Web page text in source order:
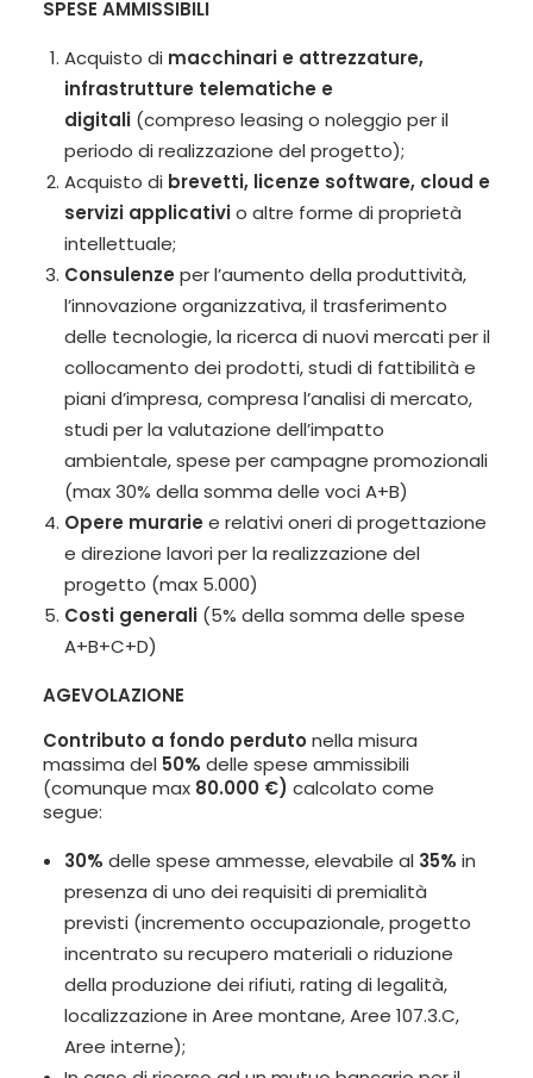
SPESE AMMISSIBILI
Acquisto di macchinari e attrezzature,
infrastrutture telematiche e
digitali (compreso leasing o noleggio per il
periodo di realizzazione del progetto);
Acquisto di brevetti, licenze software, cloud e
servizi applicativio altre forme di proprietà
intellettuale;
Consulenze per l’aumento della produttività,
l’innovazione organizzativa, il trasferimento
delle tecnologie, la ricerca di nuovi mercati per il
collocamento dei prodotti, studi di fattibilità e
piani d’impresa, compresa l’analisi di mercato,
studi per la valutazione dell’impatto
ambientale, spese per campagne promozionali
(max 30% della somma delle voci A+B)
Opere murarie e relativi oneri di progettazione
e direzione lavori per la realizzazione del
progetto (max 5.000)
Costi generali (5% della somma delle spese
A+B+C+D)
AGEVOLAZIONE
Contributo a fondo perdutonella misura
massima del 50% delle spese ammissibili
(comunque max 80.000 €) calcolato come
segue:
30% delle spese ammesse, elevabile al 35% in
presenza di uno dei requisiti di premialità
previsti (incremento occupazionale, progetto
incentrato su recupero materiali o riduzione
della produzione dei rifiuti, rating di legalità,
localizzazione in Aree montane, Aree 107.3.C,
Aree interne);